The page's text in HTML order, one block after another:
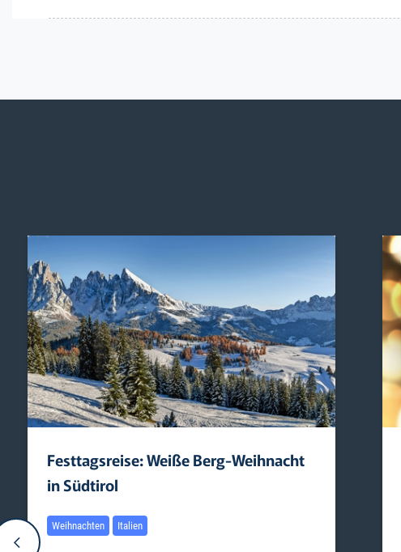
Festtagsreise: Weiße Berg-Weihnacht
in Südtirol
Weihnachten Italien